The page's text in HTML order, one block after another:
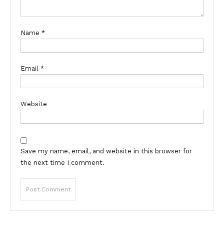
Name *
Email *
Website
Save my name, email, and website in this browser for
the next time I comment.